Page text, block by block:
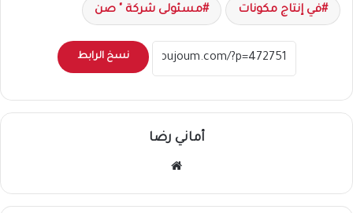
في إنتاج مكونات مسئولى شركة " صن
نسخ الرابط
أماني رضا